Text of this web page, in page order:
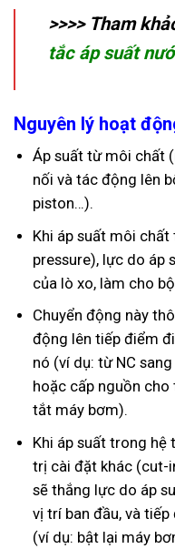
>>>> Tham
tắc áp suất
Nguyên lý hoạt
Áp suất từ môi chất
nối và tác động lên
piston…).
Khi áp suất môi
pressure), lực do áp
của lò xo, làm cho
Chuyển động này
động lên tiếp điểm
nó (ví dụ: từ NC
hoặc cấp nguồn
tắt máy bơm).
Khi áp suất trong
trị cài đặt khác (cut-
sẽ thắng lực do áp
vị trí ban đầu, và
(ví dụ: bật lại máy